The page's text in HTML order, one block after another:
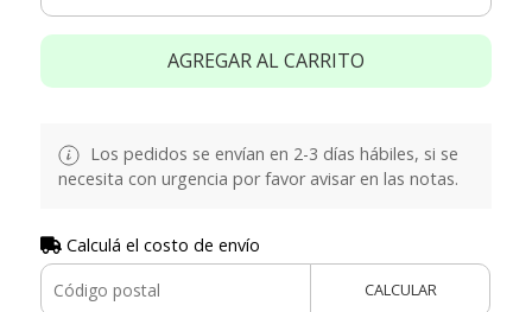
AGREGAR AL CARRITO
Los pedidos se envían en 2-3 días hábiles, si se
necesita con urgencia por favor avisar en las notas.
Calculá el costo de envío
CALCULAR